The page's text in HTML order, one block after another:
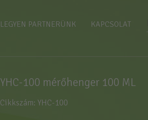
LEGYEN PARTNERÜNK KAPCSOLAT
YHC-100 mérőhenger 100 ML
Cikkszám: YHC-100